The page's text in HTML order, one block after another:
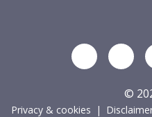
Volg ons
Volg
©
Privacy & cookies